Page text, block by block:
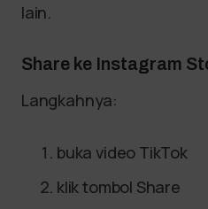
lain.
Share ke Instagram
Langkahnya:
buka video TikTok
klik tombol Share